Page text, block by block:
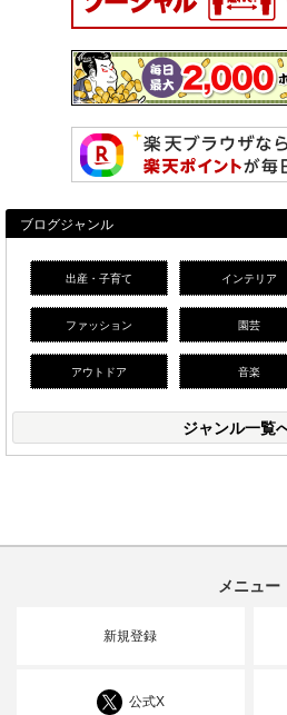
ブログジャンル
出産・子育て インテリア
ファッション 園芸
アウトドア 音楽
ジャンル一覧
メニュー
新規登録
公式X